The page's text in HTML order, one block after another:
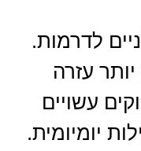
לדרמות.
עזרה
עשויים
יומיומית.